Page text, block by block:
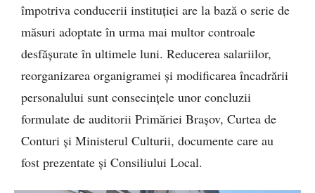
împotriva conducerii instituției are la bază o serie de
măsuri adoptate în urma mai multor controale
desfășurate în ultimele luni. Reducerea salariilor,
reorganizarea organigramei și modificarea încadrării
personalului sunt consecințele unor concluzii
formulate de auditorii Primăriei Brașov, Curtea de
Conturi și Ministerul Culturii, documente care au
fost prezentate și Consiliului Local.